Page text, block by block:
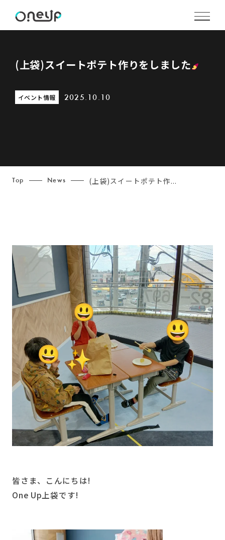
(上袋)スイートポテト作りをしました
イベント情報 2025.10.10
Top News (上袋)スイートポテト作...
皆さま、こんにちは!
One Up上袋です!